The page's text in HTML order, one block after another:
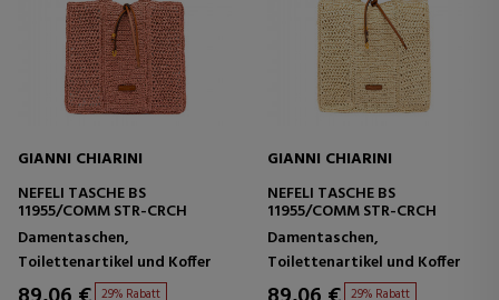
GIANNI CHIARINI
NEFELI TASCHE BS
11955/COMM STR-CRCH
Damentaschen,
Toilettenartikel und Koffer
29% Rabatt
GIANNI CHIARINI
NEFELI TASCHE BS
11955/COMM STR-CRCH
Damentaschen,
Toilettenartikel und Koffer
29% Rabatt